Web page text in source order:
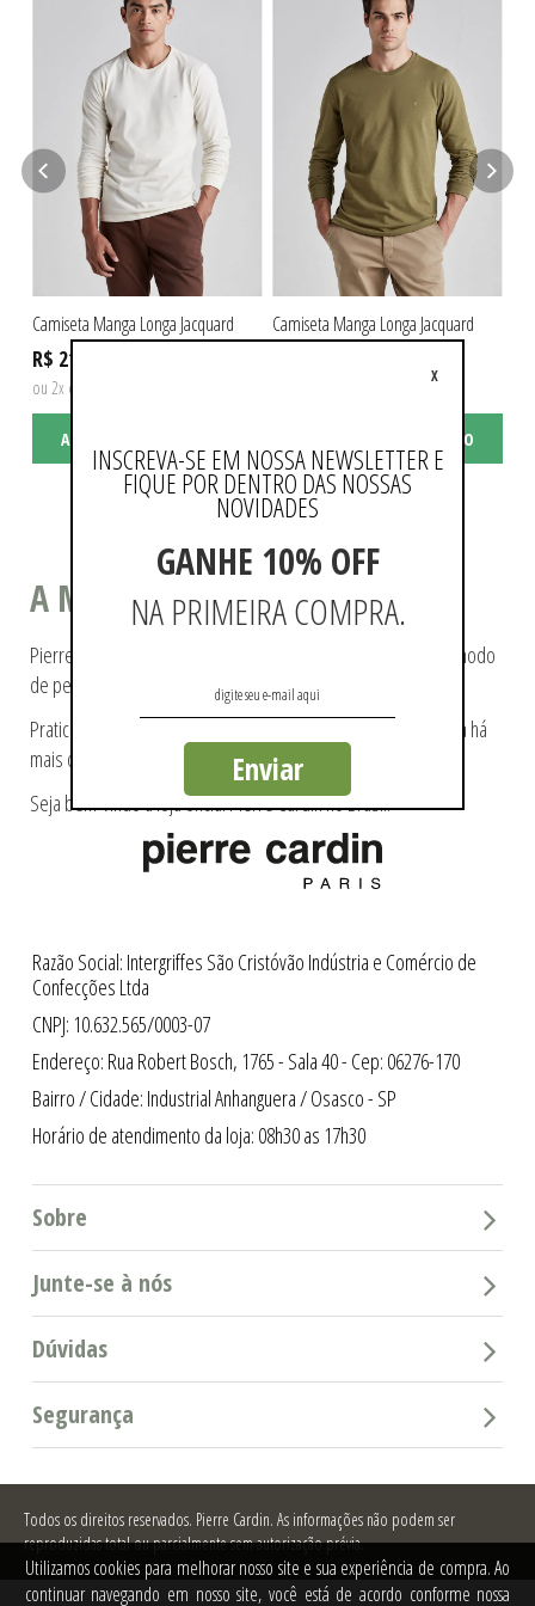
Camiseta Manga Longa Jacquard
R$ 219,90
ou 2x de R$ 109,95 sem juros
ADICIONAR AO CARRINHO
Camiseta Manga Longa Jacquard
ou 2x de R$ 109,95 sem juros
ADICIONAR AO CARRINHO
Utilizamos cookies para melhorar nosso site e sua experiência de compra. Ao
continuar navegando em nosso site, você está de acordo conforme nossa
A MODA COMO ESTILO DE VIDA
Pierre Cardin ajudou a tecer a história da moda, pioneiro no modo
de pensá-la e de reproduzi-la.
Praticidade e modernidade fazem parte da essência da marca há
mais de 60 anos.
Seja bem-vindo a loja oficial Pierre Cardin no Brasil.
Razão Social: Intergriffes São Cristóvão Indústria e Comércio de
Confecções Ltda
CNPJ: 10.632.565/0003-07
Endereço: Rua Robert Bosch, 1765 - Sala 40 - Cep: 06276-170
Bairro / Cidade: Industrial Anhanguera / Osasco - SP
Horário de atendimento da loja: 08h30 as 17h30
Sobre
Junte-se à nós
Dúvidas
Segurança
Todos os direitos reservados. Pierre Cardin. As informações não podem ser
reproduzidas total ou parcialmente sem autorização prévia.
INSCREVA-SE EM NOSSA NEWSLETTER E
FIQUE POR DENTRO DAS NOSSAS
NOVIDADES
GANHE 10% OFF
NA PRIMEIRA COMPRA.
Enviar
X